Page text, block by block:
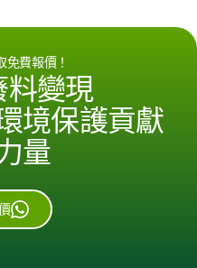
費報價！
變現
境保護貢獻
量